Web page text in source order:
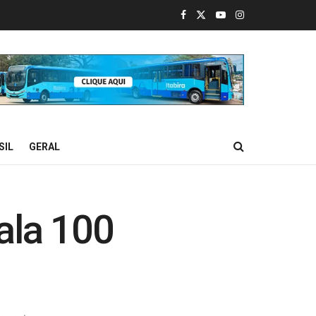
GERAL
100